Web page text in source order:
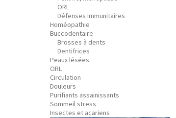
ORL
Défenses immunitaires
Homéopathie
Buccodentaire
Brosses à dents
Dentifrices
Peaux lésées
ORL
Circulation
Douleurs
Purifiants assainissants
Sommeil stress
Insectes et acariens